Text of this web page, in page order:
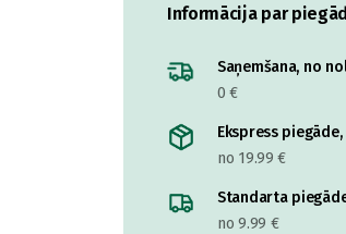
Informācija par
Saņemšana, no
0 €
Ekspress
no 19.99 €
Standarta
no 9.99 €